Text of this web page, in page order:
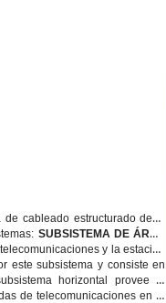
de cableado estructurado debe
SUBSISTEMA DE ÁREA
y la estación
este subsistema y consiste en
horizontal provee la
de telecomunicaciones en el